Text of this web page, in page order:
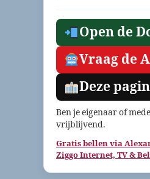
Open de
Vraag de
Deze
Ben je eigenaar of
vrijblijvend.
Gratis bellen via
Ziggo Internet, TV &